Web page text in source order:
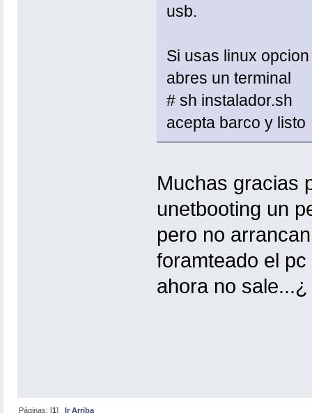
usb.
Si usas linux
abres un terminal
# sh instalador.sh
acepta barco y listo
Muchas gracias
unetbooting un
pero no
foramteado el
ahora no
Páginas: [1] Ir Arriba